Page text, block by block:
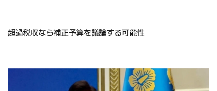
超過税収なら補正予算を議論する可能性